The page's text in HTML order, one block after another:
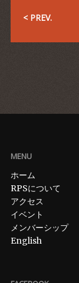
< PREV.
MENU
ホーム
RPSについて
アクセス
イベント
メンバーシップ
English